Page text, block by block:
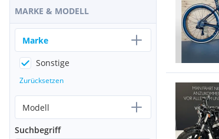
MARKE & MODELL
Marke
Sonstige
Zurücksetzen
Modell
Suchbegriff